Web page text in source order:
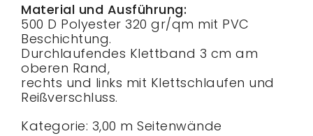
Material und Ausführung:
500 D Polyester 320 gr/qm mit PVC
Beschichtung.
Durchlaufendes Klettband 3 cm am
oberen Rand,
rechts und links mit Klettschlaufen und
Reißverschluss.
Kategorie: 3,00 m Seitenwände